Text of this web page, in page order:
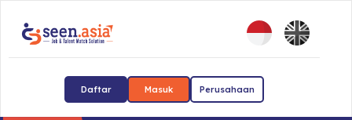
Daftar Masuk Perusahaan